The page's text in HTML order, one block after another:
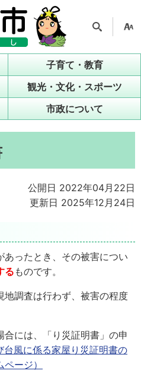
ル
子育て・教育
観光・文化・スポーツ
市政について
公開日 2022年04月22日
更新日 2025年12月24日
あったとき、その被害につい
る ものです。
地調査は行わず、被害の程度
には、「り災証明書」の申
台風に係る家屋り災証明書の
ージ）